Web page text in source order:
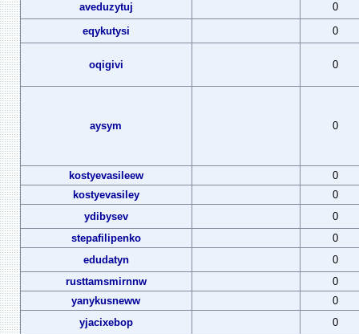
aveduzytuj
0
eqykutysi
0
oqigivi 0
aysym 0
kostyevasileew
0
kostyevasiley
0
ydibysev
0
stepafilipenko
0
edudatyn
0
rusttamsmirnnw
0
yanykusneww
0
yjacixebop
0